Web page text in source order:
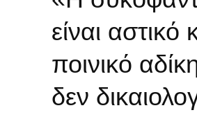
είναι αστικό
ποινικό
δεν